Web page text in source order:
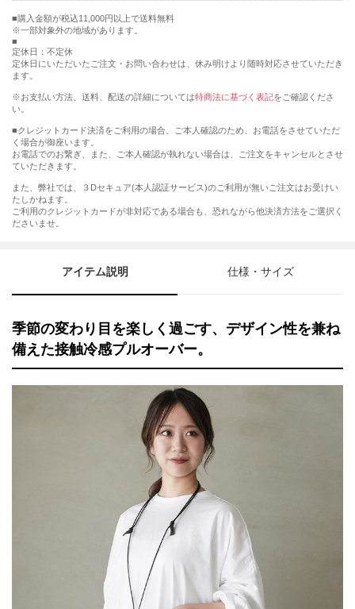
購入金額が税込11,000円以上で送料無料
※一部対象外の地域があります。
定休日：不定休
定休日にいただいたご注文・お問い合わせは、休み明けより随時対応させていただき
ます。
※お支払い方法、送料、配送の詳細については特商法に基づく表記をご確認くださ
い。
■クレジットカード決済をご利用の場合、ご本人確認のため、お電話をさせていただ
く場合が御座います。
お電話でのお繋ぎ、また、ご本人確認が執れない場合は、ご注文をキャンセルとさせ
ていただきます。
また、弊社では、３Dセキュア(本人認証サービス)のご利用が無いご注文はお受けい
たしかねます。
ご利用のクレジットカードが非対応である場合も、恐れながら他決済方法をご選択く
ださいませ。
アイテム説明 仕様・サイズ
季節の変わり目を楽しく過ごす、デザイン性を兼ね
備えた接触冷感プルオーバー。